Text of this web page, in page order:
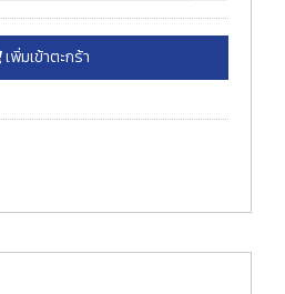
เพิ่มเข้าตะกร้า